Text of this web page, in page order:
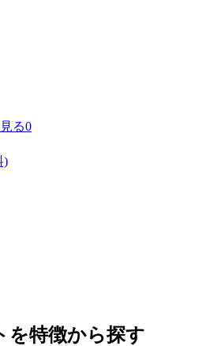
る0
)
を特徴から探す